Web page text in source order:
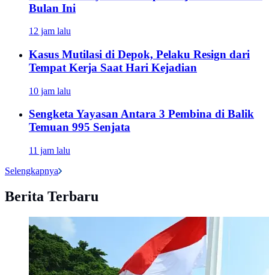
Bulan Ini
12 jam lalu
Kasus Mutilasi di Depok, Pelaku Resign dari
Tempat Kerja Saat Hari Kejadian
10 jam lalu
Sengketa Yayasan Antara 3 Pembina di Balik
Temuan 995 Senjata
11 jam lalu
Selengkapnya
Berita Terbaru